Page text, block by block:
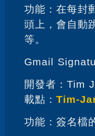
功能：在每封
頭上，會自動
等。
Gmail
開發者：Tim
載點： Tim-
功能：簽名檔